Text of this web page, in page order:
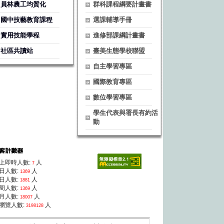
員林農工均質化
國中技藝教育課程
實用技能學程
社區共讀站
群科課程綱要計畫書
選課輔導手冊
進修部課綱計畫書
臺美生態學校聯盟
自主學習專區
國際教育專區
數位學習專區
學生代表與署長有約活
動
即時人數: 7 人
人數: 1369 人
人數: 1881 人
人數: 1369 人
人數: 18007 人
覽人數: 3198128 人